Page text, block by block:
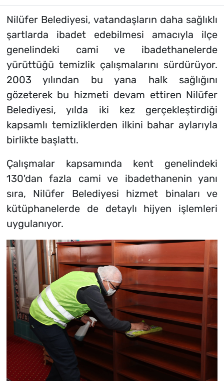
Nilüfer Belediyesi, vatandaşların daha sağlıklı
şartlarda ibadet edebilmesi amacıyla ilçe
genelindeki cami ve ibadethanelerde
yürüttüğü temizlik çalışmalarını sürdürüyor.
2003 yılından bu yana halk sağlığını
gözeterek bu hizmeti devam ettiren Nilüfer
Belediyesi, yılda iki kez gerçekleştirdiği
kapsamlı temizliklerden ilkini bahar aylarıyla
birlikte başlattı.
Çalışmalar kapsamında kent genelindeki
130'dan fazla cami ve ibadethanenin yanı
sıra, Nilüfer Belediyesi hizmet binaları ve
kütüphanelerde de detaylı hijyen işlemleri
uygulanıyor.